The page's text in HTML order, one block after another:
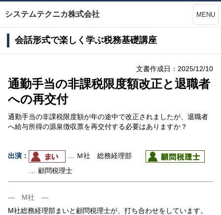
システムテクニカ株式会社 MENU
会話形式で楽しく学ぶ税務基礎講座
文書作成日：2025/12/10
通勤手当の非課税限度額改正と退職者
への再交付
通勤手当の非課税限度額が年の途中で改正されましたが、退職者
へ給与所得の源泉徴収票を再交付する必要はありますか？
出演：
… Ｍ社 総務経理部
… 顧問税理士
― M社 ―
M社総務経理部まいと顧問税理士が、打ち合わせをしています。